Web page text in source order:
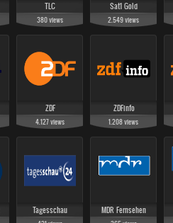
TLC
380views
Sat1 Gold
2.549views
ZDF
4.127views
ZDFinfo
1.208views
Tagesschau MDR Fernsehen